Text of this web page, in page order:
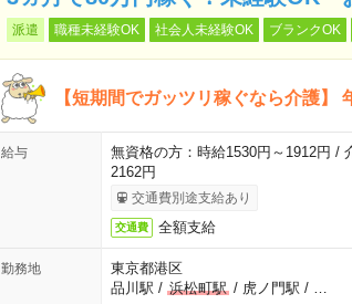
派遣 職種未経験OK 社会人未経験OK ブランクOK
【短期間でガッツリ稼ぐなら介護
給与
無資格の方：時給1530円～1912円 /
2162円
交通費別途支給あり
交通費 全額支給
勤務地
東京都港区
品川駅 / 浜松町駅/ 虎ノ門駅 /